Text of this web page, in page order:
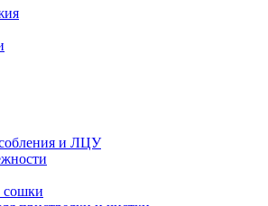
и ЛЦУ
сошки